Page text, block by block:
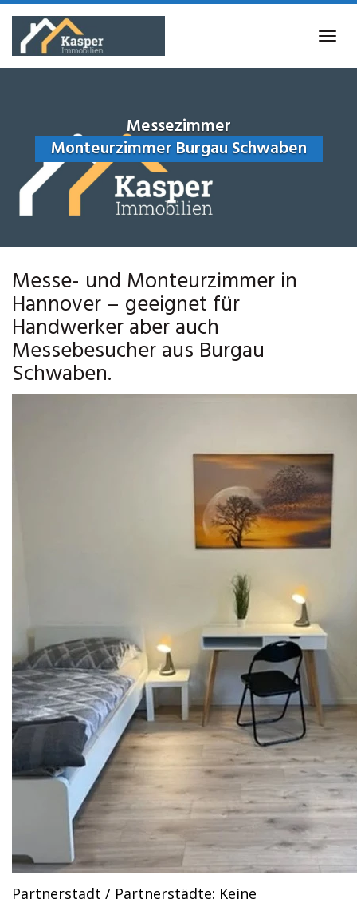
Skip
main
Messezimmer
Monteurzimmer Burgau Schwaben
Messe- und Monteurzimmer in
Hannover – geeignet für
Handwerker aber auch
Messebesucher aus Burgau
Schwaben.
Partnerstadt / Partnerstädte: Keine